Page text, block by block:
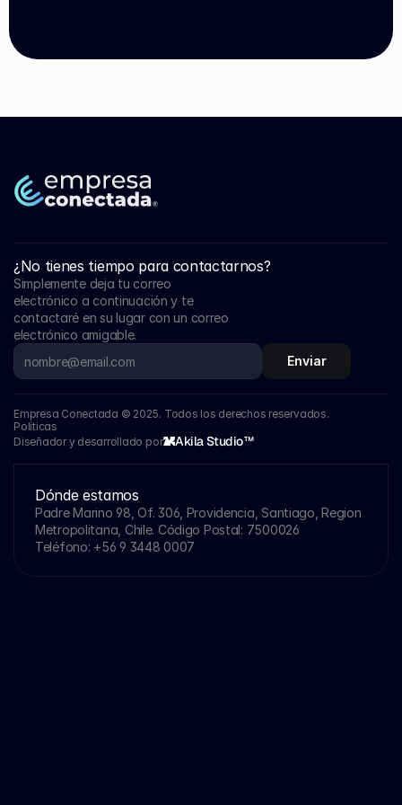
¿No tienes tiempo para contactarnos?
Simplemente deja tu correo
electrónico a continuación y te
contactaré en su lugar con un correo
electrónico amigable.
Enviar
Empresa Conectada © 2025. Todos los derechos reservados.
Políticas
Diseñador y desarrollado por
Akila Studio™
Dónde estamos
Padre Marino 98, Of. 306, Providencia, Santiago, Region
Metropolitana, Chile. Código Postal: 7500026
Teléfono: +56 9 3448 0007